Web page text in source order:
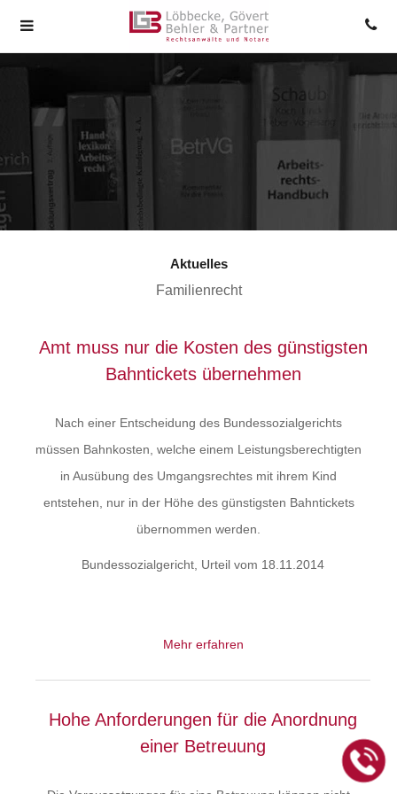
Aktuelles
Familienrecht
Amt muss nur die Kosten des günstigsten
Bahntickets übernehmen
Nach einer Entscheidung des Bundessozialgerichts
müssen Bahnkosten, welche einem Leistungsberechtigten
in Ausübung des Umgangsrechtes mit ihrem Kind
entstehen, nur in der Höhe des günstigsten Bahntickets
übernommen werden.
Bundessozialgericht, Urteil vom 18.11.2014
Mehr erfahren
Hohe Anforderungen für die Anordnung
einer Betreuung